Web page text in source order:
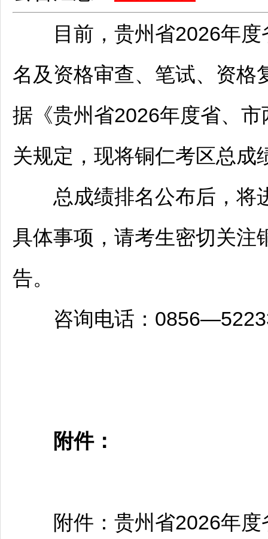
目前，贵州省2026年度
名及资格审查、笔试、资格
据《贵州省2026年度省、
关规定，现将铜仁考区总成
总成绩排名公布后，将
具体事项，请考生密切关注
告。
咨询电话：
附件：
附件：贵州省2026年度